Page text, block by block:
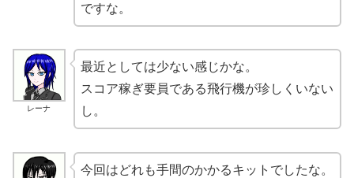
ですな。
レーナ
最近としては少ない感じかな。
スコア稼ぎ要員である飛行機が珍しくいない
し。
今回はどれも手間のかかるキットでしたな。